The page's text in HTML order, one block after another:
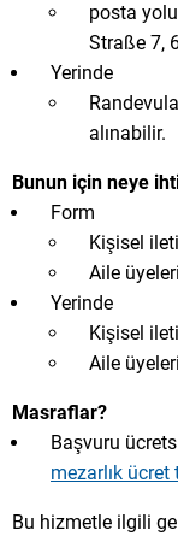
posta
Straße 7,
Yerinde
alınabilir.
Bunun için neye
Form
Kişisel
Aile
Yerinde
Kişisel
Aile
Masraflar?
Başvuru
mezarlık
Bu hizmetle ilgili